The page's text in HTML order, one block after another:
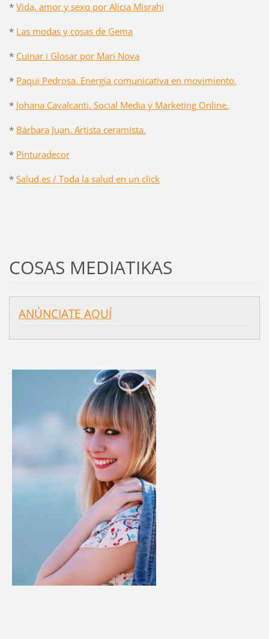
* Vida, amor y sexo por Alicia Misrahi
* Las modas y cosas de Gema
* Cuinar i Glosar por Mari Nova
* Paqui Pedrosa. Energía comunicativa en movimiento.
* Johana Cavalcanti. Social Media y Marketing Online.
* Bárbara Juan. Artista ceramista.
* Pinturadecor
* Salud.es / Toda la salud en un click
COSAS MEDIATIKAS
ANÚNCIATE AQUÍ